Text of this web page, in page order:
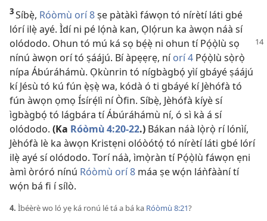
3Síbẹ̀, Róòmù orí 8ṣe pàtàkì fáwọn tó nírètí láti gbé
lórí ilẹ̀ ayé. Ìdí ni pé lọ́nà kan, Ọlọ́run ka àwọn náà sí
olódodo. Ohun tó mú ká sọ bẹ́ẹ̀ ni ohun tí Pọ́ọ̀lù sọ
nínú àwọn orí tó ṣáájú. Bí àpẹẹrẹ, níorí 4 Pọ́ọ̀lù sọ̀rọ̀
nípa Ábúráhámù. Ọkùnrin tó nígbàgbọ́ yìí gbáyé ṣáájú
kí Jésù tó kú fún ẹ̀ṣẹ̀ wa, kódà ó ti gbáyé kí Jèhófà tó
fún àwọn ọmọ Ísírẹ́lì ní Òfin. Síbẹ̀, Jèhófà kíyè sí
ìgbàgbọ́ tó lágbára tí Ábúráhámù ní, ó sì kà á sí
olódodo. (Ka Róòmù 4:20-22.) Bákan náà lọ̀rọ̀ rí lónìí,
Jèhófà lè ka àwọn Kristẹni olóòótọ́ tó nírètí láti gbé lórí
ilẹ̀ ayé sí olódodo. Torí náà, ìmọ̀ràn tí Pọ́ọ̀lù fáwọn ẹni
àmì òróró nínú Róòmù orí 8 máa ṣe wọ́n láǹfààní tí
wọ́n bá fi í sílò.
4. Ìbéèrè wo ló yẹ ká ronú lé tá a bá ka Róòmù 8:21?